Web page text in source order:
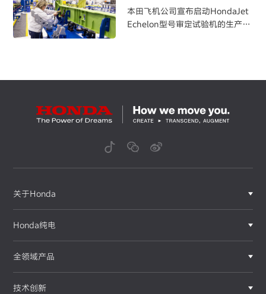
本田飞机公司宣布启动HondaJet
Echelon型号审定试验机的生产
关于Honda
Honda纯电
全领域产品
技术创新